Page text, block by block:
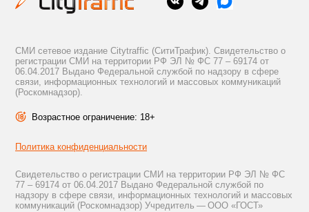
СМИ сетевое издание Citytraffic (СитиТрафик). Свидетельство о
регистрации СМИ на территории РФ ЭЛ № ФС 77 – 69174 от
06.04.2017 Выдано Федеральной службой по надзору в сфере
связи, информационных технологий и массовых коммуникаций
(Роскомнадзор).
Возрастное ограничение: 18+
Политика конфиденциальности
Свидетельство о регистрации СМИ на территории РФ ЭЛ № ФС
77 – 69174 от 06.04.2017 Выдано Федеральной службой по
надзору в сфере связи, информационных технологий и массовых
коммуникаций (Роскомнадзор) Учредитель — ООО «ГОСТ»